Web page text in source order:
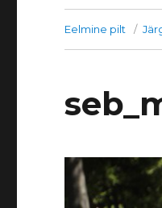
Eelmine pilt